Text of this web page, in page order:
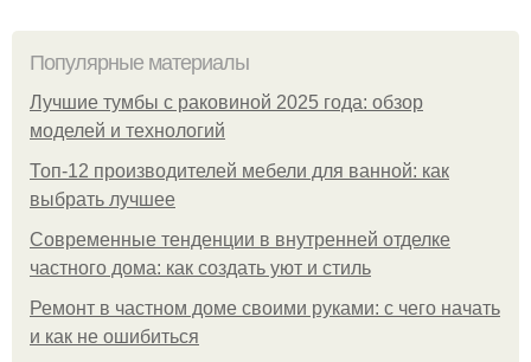
Популярные материалы
Лучшие тумбы с раковиной 2025 года: обзор
моделей и технологий
Топ-12 производителей мебели для ванной: как
выбрать лучшее
Современные тенденции в внутренней отделке
частного дома: как создать уют и стиль
Ремонт в частном доме своими руками: с чего начать
и как не ошибиться